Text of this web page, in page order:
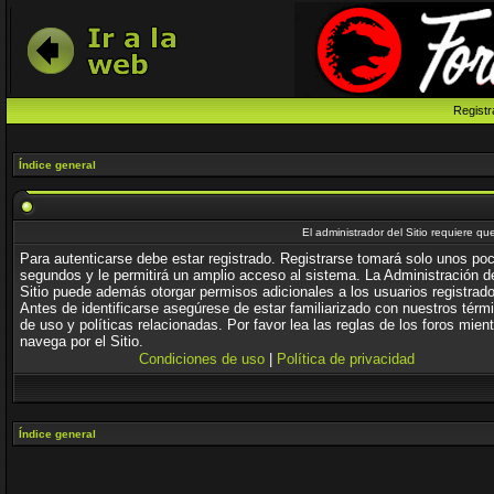
Índice general
El administrador del Sitio requiere
Para autenticarse debe estar registrado. Registrarse tomará solo unos
segundos y le permitirá un amplio acceso al sistema. La Administración
Sitio puede además otorgar permisos adicionales a los usuarios
Antes de identificarse asegúrese de estar familiarizado con nuestros
de uso y políticas relacionadas. Por favor lea las reglas de los foros
navega por el Sitio.
Condiciones de uso
Política de privacidad
Índice general